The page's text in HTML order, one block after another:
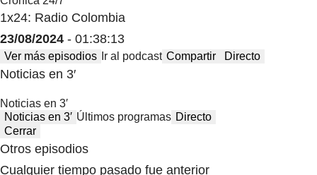
1x24: Radio Colombia
23/08/2024 - 01:38:13
Ver más episodios Ir al podcast Compartir Directo
Noticias en 3′
Noticias en 3′
Noticias en 3′ Últimos programas Directo
Cerrar
Otros episodios
Cualquier tiempo pasado fue anterior